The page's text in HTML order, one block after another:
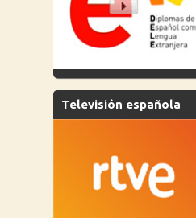
Televisión española